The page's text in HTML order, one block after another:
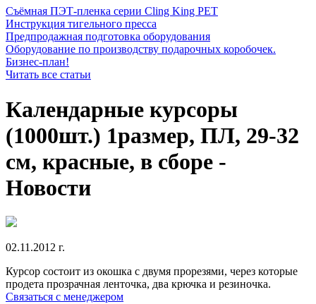
Съёмная ПЭТ-пленка серии Cling King PET
Инструкция тигельного пресса
Предпродажная подготовка оборудования
Оборудование по производству подарочных коробочек.
Бизнес-план!
Читать все статьи
Календарные курсоры
(1000шт.) 1размер, ПЛ, 29-32
см, красные, в сборе -
Новости
02.11.2012 г.
Курсор состоит из окошка с двумя прорезями, через которые
продета прозрачная ленточка, два крючка и резиночка.
Связаться с менеджером